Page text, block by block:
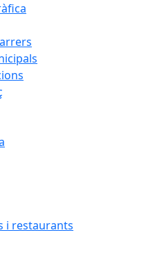
i restaurants